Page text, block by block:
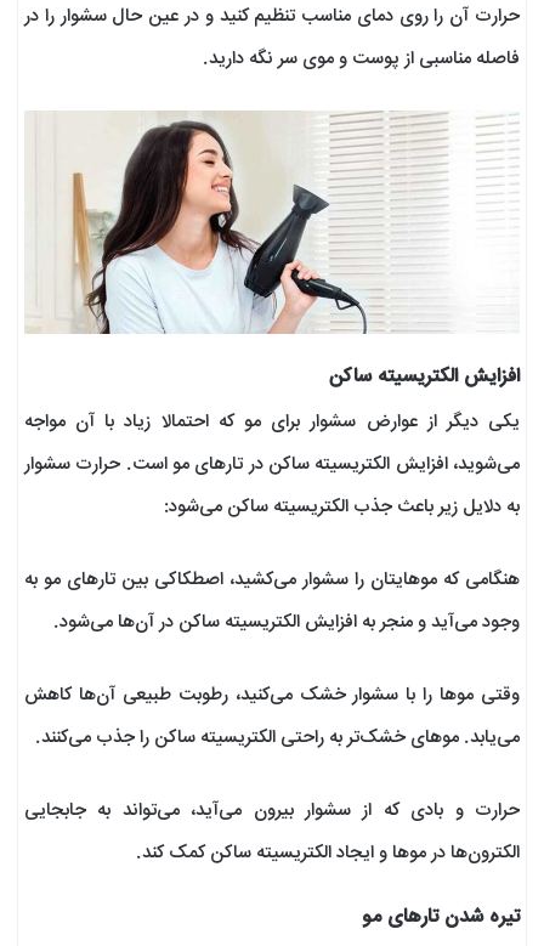
حرارت آن را روی دمای مناسب تنظیم کنید و در عین حال سشوار را در
فاصله مناسبی از پوست و موی سر نگه دارید.
افزایش الکتریسیته ساکن
یکی دیگر از عوارض سشوار برای مو که احتمالا زیاد با آن مواجه
می‌شوید، افزایش الکتریسیته ساکن در تارهای مو است. حرارت سشوار
به دلایل زیر باعث جذب الکتریسیته ساکن می‌شود:
هنگامی که موهایتان را سشوار می‌کشید، اصطکاکی بین تارهای مو به
وجود می‌آید و منجر به افزایش الکتریسیته ساکن در آن‌ها می‌شود.
وقتی موها را با سشوار خشک می‌‌‌کنید، رطوبت طبیعی آن‌ها کاهش
می‌یابد. موهای خشک‌تر به راحتی الکتریسیته ساکن را جذب می‌کنند.
حرارت و بادی که از سشوار بیرون می‌آید، می‌تواند به جابجایی
الکترون‌ها در موها و ایجاد الکتریسیته ساکن کمک کند.
تیره شدن تارهای مو